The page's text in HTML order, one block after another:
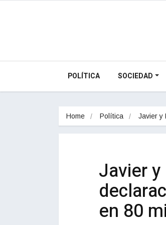
POLÍTICA SOCIEDAD
Home Política Javier y
Javier
en 80